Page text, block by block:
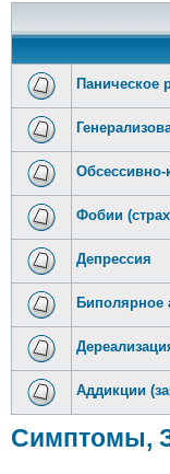
Паническое
Обсессивно-
Фобии
Депрессия
Биполярное
Аддикции
Симптомы,